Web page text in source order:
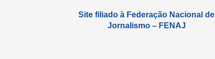
Site filiado à Federação Nacional de
Jornalismo – FENAJ